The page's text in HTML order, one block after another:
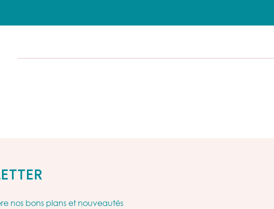
nos bons plans et nouveautés